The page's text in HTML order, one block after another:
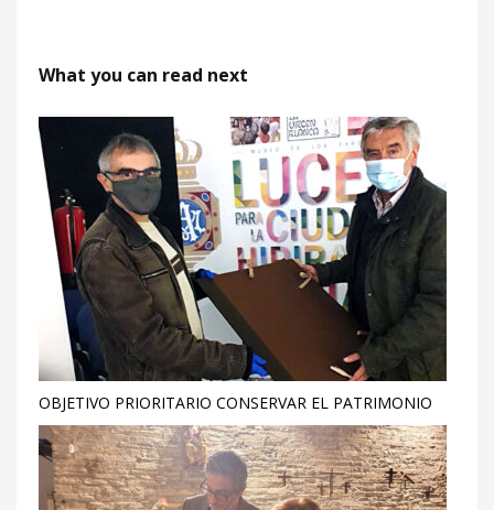
What you can read next
OBJETIVO PRIORITARIO CONSERVAR EL PATRIMONIO